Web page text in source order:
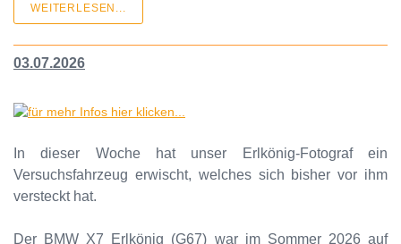
WEITERLESEN...
03.07.2026
In dieser Woche hat unser Erlkönig-Fotograf ein
Versuchsfahrzeug erwischt, welches sich bisher vor ihm
versteckt hat.
Der BMW X7 Erlkönig (G67) war im Sommer 2026 auf